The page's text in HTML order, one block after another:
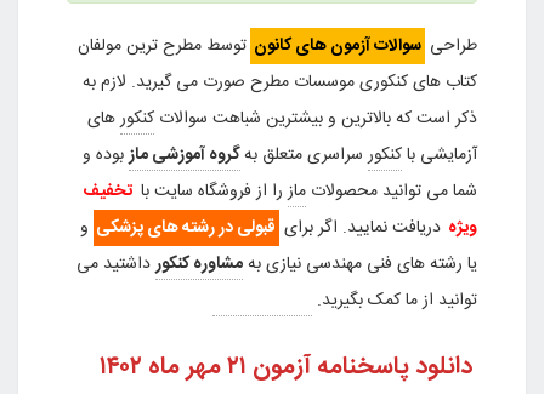
طراحی سوالات آزمون های کانون توسط مطرح ترین مولفان
کتاب های کنکوری موسسات مطرح صورت می گیرید. لازم به
ذکر است که بالاترین و بیشترین شباهت سوالات کنکورهای
آزمایشی باکنکورسراسری متعلق بهگروه آموزشی مازبوده و
شما می توانید محصولات مازرا از فروشگاه سایت با تخفیف
ویژه دریافت نمایید. اگر برای قبولی در رشته های پزشکی و
یا رشته های فنی مهندسی نیازی بهمشاوره کنکورداشتید می
توانید از ما کمک بگیرید.
دانلود پاسخنامه آزمون ۲۱ مهر ماه ۱۴۰۲